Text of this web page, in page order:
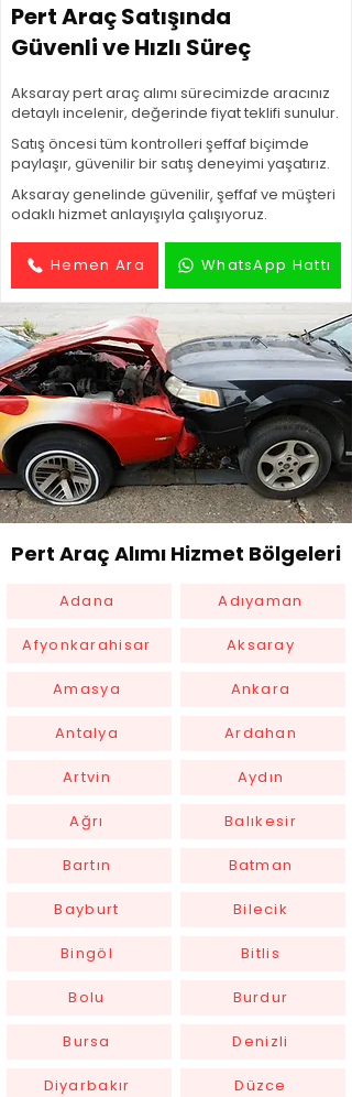
Pert Araç Satışında
Güvenli ve Hızlı Süreç
Aksaray pert araç alımı sürecimizde aracınız
detaylı incelenir, değerinde fiyat teklifi sunulur.
Satış öncesi tüm kontrolleri şeffaf biçimde
paylaşır, güvenilir bir satış deneyimi yaşatırız.
Aksaray genelinde güvenilir, şeffaf ve müşteri
odaklı hizmet anlayışıyla çalışıyoruz.
Hemen Ara WhatsApp Hattı
Pert Araç Alımı Hizmet Bölgeleri
Adana
Afyonkarahisar
Amasya
Antalya
Artvin
Ağrı
Bartın
Bayburt
Bingöl
Bolu
Bursa
Diyarbakır
Adıyaman
Aksaray
Ankara
Ardahan
Aydın
Balıkesir
Batman
Bilecik
Bitlis
Burdur
Denizli
Düzce